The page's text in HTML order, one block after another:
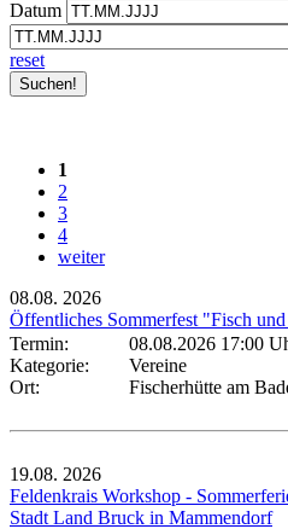
Datum
reset
1
2
3
4
weiter
08.08. 2026
Öffentliches Sommerfest "Fisch
Termin:
08.08.2026 17:00
Kategorie:
Vereine
Ort:
Fischerhütte am
19.08. 2026
Feldenkrais Workshop -
Stadt Land Bruck in Mammendorf